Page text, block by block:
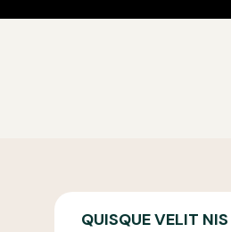
QUISQUE VELIT